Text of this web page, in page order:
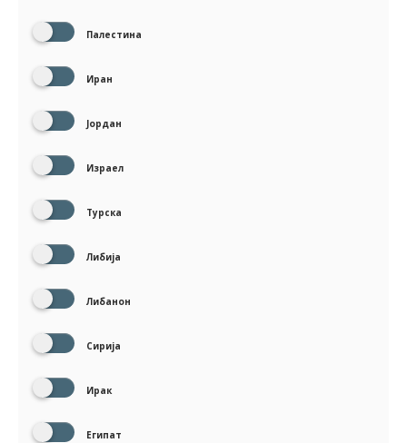
Палестина
Иран
Јордан
Израел
Турска
Либија
Либанон
Сирија
Ирак
Египат